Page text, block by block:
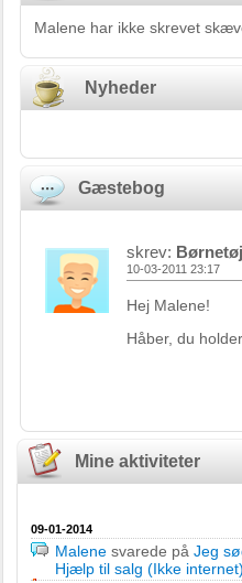
Malene har ikke skrevet
Nyheder
Gæstebog
skrev:
10-03-2011 23:17
Hej Malene!
Håber, du
Mine aktiviteter
09-01-2014
Malene svarede på Jeg
Hjælp til salg (Ikke internet)